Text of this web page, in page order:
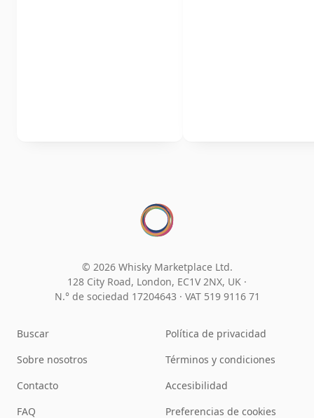
© 2026 Whisky Marketplace Ltd.
128 City Road, London, EC1V 2NX, UK ·
N.° de sociedad 17204643 · VAT 519 9116 71
Buscar
Sobre nosotros
Contacto
FAQ
Política de privacidad
Términos y condiciones
Accesibilidad
Preferencias de cookies